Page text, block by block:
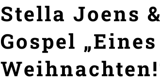
Stella Joens
Gospel